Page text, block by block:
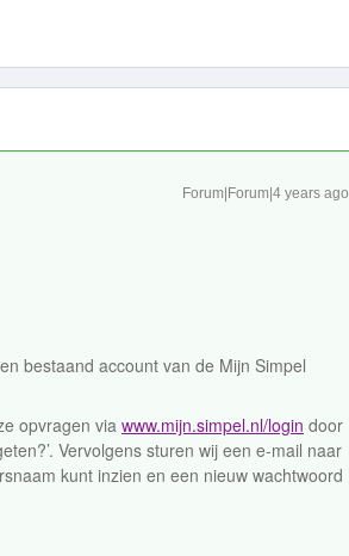
Forum|Forum|4 years ago
bestaand account van de Mijn Simpel
opvragen via www.mijn.simpel.nl/login door
Vervolgens sturen wij een e-mail naar
kunt inzien en een nieuw wachtwoord